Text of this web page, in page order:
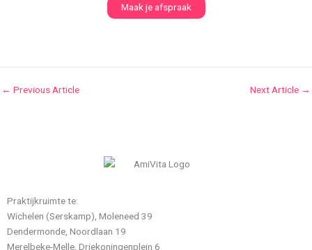
Maak je afspraak
← Previous Article Next Article →
Praktijkruimte te:
Wichelen (Serskamp), Moleneed 39
Dendermonde, Noordlaan 19
Merelbeke-Melle, Driekoningenplein 6